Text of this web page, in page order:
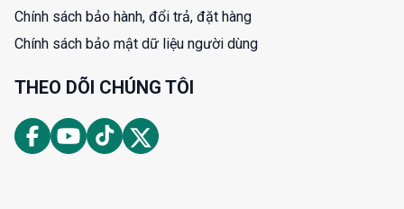
Chính sách bảo hành, đổi trả, đặt hàng
Chính sách bảo mật dữ liệu người dùng
THEO DÕI CHÚNG TÔI